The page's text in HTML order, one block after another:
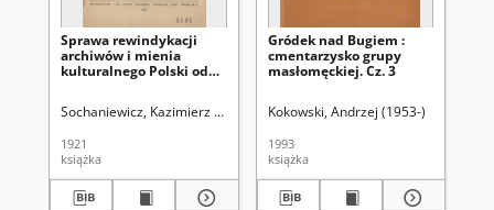
Sprawa rewindykacji
archiwów i mienia
kulturalnego Polski od
Sochaniewicz, Kazimierz (1892-1930)
1921
książka
Gródek nad Bugiem :
cmentarzysko grupy
masłomęckiej. Cz. 3
Kokowski, Andrzej (1953-)
1993
książka